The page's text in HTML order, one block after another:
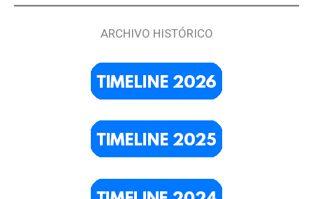
ARCHIVO HISTÓRICO